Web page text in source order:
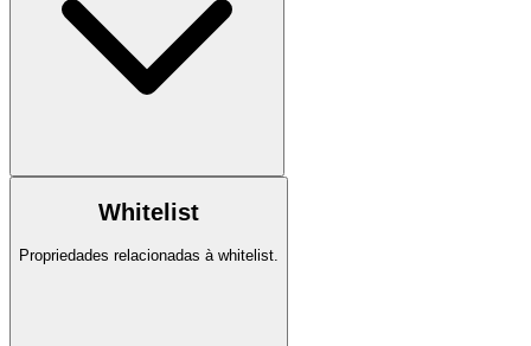
Whitelist
Propriedades relacionadas à whitelist.